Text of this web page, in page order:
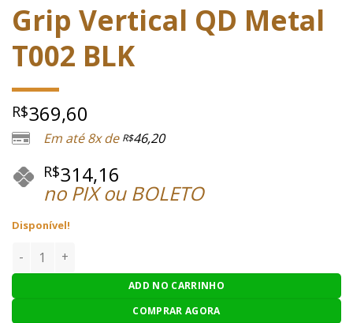
Grip Vertical QD Metal
T002 BLK
R$369,60
Em até 8x de R$46,20
R$314,16
no PIX ou BOLETO
Disponível!
Grip Vertical QD Metal T002 BLK quantidade
ADD NO CARRINHO
COMPRAR AGORA